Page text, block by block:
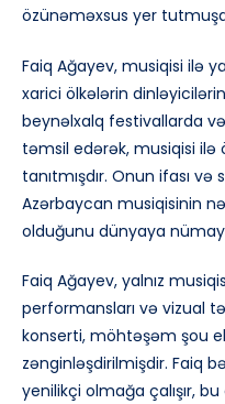
özünəməxsus yer
Faiq Ağayev, musiqisi ilə
xarici ölkələrin
beynəlxalq festivallarda
təmsil edərək, musiqisi
tanıtmışdır. Onun ifası
Azərbaycan musiqisinin
olduğunu dünyaya
Faiq Ağayev, yalnız
performansları və vizual
konserti, möhtəşəm şou
zənginləşdirilmişdir. Faiq
yenilikçi olmağa çalışır,